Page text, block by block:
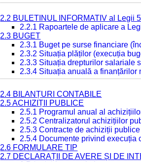
2.2 BULETINUL INFORMATIV al Legii
2.2.1 Rapoartele de aplicare a
2.3 BUGET
2.3.1 Buget pe surse financiare
2.3.2 Situația plăților (execuția
2.3.3 Situația drepturilor salariale
2.3.4 Situația anuală a finanțărilor
2.4 BILANȚURI CONTABILE
2.5 ACHIZIȚII PUBLICE
2.5.1 Programul anual al
2.5.2 Centralizatorul achizițiilor
2.5.3 Contracte de achiziții
2.5.4 Documente privind execuția
2.6 FORMULARE TIP
2.7 DECLARAȚII DE AVERE ȘI DE